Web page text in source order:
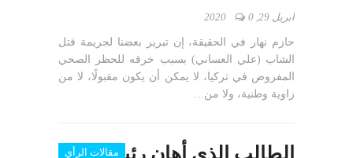
أبريل 29, 2020 0
حازم نهار في الحقيقة، إن تبرير بعضنا لجريمة قتل
الشاب (علي العساني) بسبب خرقه للحظر الصحي
المفروض في تركيا، لا يمكن أن يكون مقبولًا، لا من
زاوية وطنية، ولا من…
مقالات الرأيالطالب الذي أهان رئيس